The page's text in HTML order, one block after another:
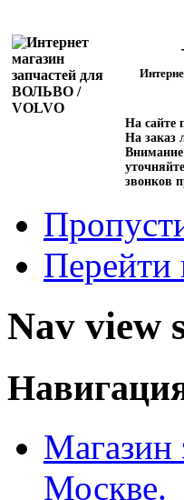
На сайте
На заказ
звонков
Перейти
Nav view
Магазин
Москве.